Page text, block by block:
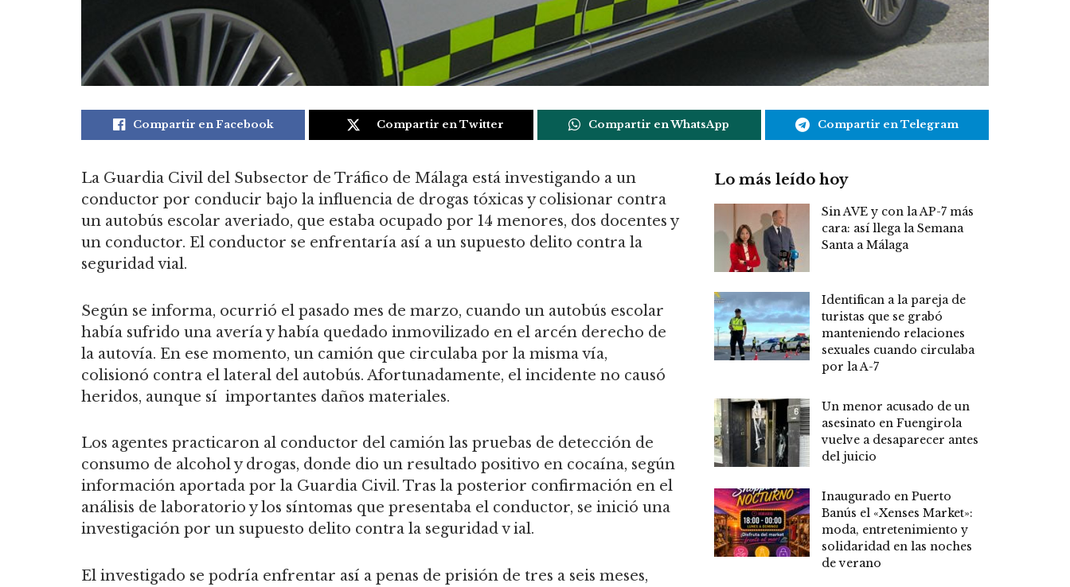
Compartir en Facebook Compartir en Twitter Compartir en WhatsApp Compartir en Telegram
La Guardia Civil del Subsector de Tráfico de Málaga está investigando a un
conductor por conducir bajo la influencia de drogas tóxicas y colisionar contra
un autobús escolar averiado, que estaba ocupado por 14 menores, dos docentes y
un conductor. El conductor se enfrentaría así a un supuesto delito contra la
seguridad vial.
Según se informa, ocurrió el pasado mes de marzo, cuando un autobús escolar
había sufrido una avería y había quedado inmovilizado en el arcén derecho de
la autovía. En ese momento, un camión que circulaba por la misma vía,
colisionó contra el lateral del autobús. Afortunadamente, el incidente no causó
heridos, aunque sí importantes daños materiales.
Los agentes practicaron al conductor del camión las pruebas de detección de
consumo de alcohol y drogas, donde dio un resultado positivo en cocaína, según
información aportada por la Guardia Civil. Tras la posterior confirmación en el
análisis de laboratorio y los síntomas que presentaba el conductor, se inició una
investigación por un supuesto delito contra la seguridad v ial.
El investigado se podría enfrentar así a penas de prisión de tres a seis meses,
Lo más leído hoy
Sin AVE y con la AP-7 más
cara: así llega la Semana
Santa a Málaga
Identifican a la pareja de
turistas que se grabó
manteniendo relaciones
sexuales cuando circulaba
por la A-7
Un menor acusado de un
asesinato en Fuengirola
vuelve a desaparecer antes
del juicio
Inaugurado en Puerto
Banús el «Xenses Market»:
moda, entretenimiento y
solidaridad en las noches
de verano